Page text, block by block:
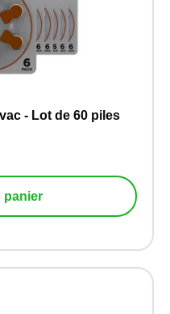
- Lot de 60 piles
panier